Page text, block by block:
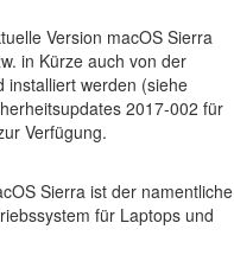
Version macOS Sierra
in Kürze auch von der
installiert werden (siehe
2017-002 für
Verfügung.
Sierra ist der namentliche
für Laptops und